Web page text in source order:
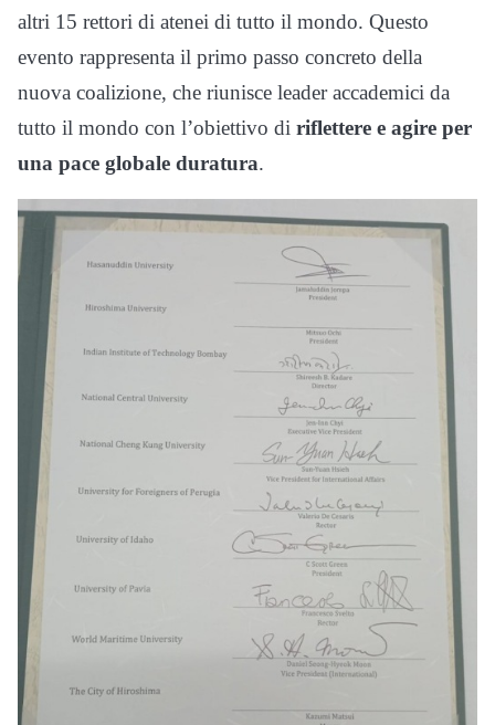
altri 15 rettori di atenei di tutto il mondo. Questo
evento rappresenta il primo passo concreto della
nuova coalizione, che riunisce leader accademici da
tutto il mondo con l’obiettivo di riflettere e agire per
una pace globale duratura.